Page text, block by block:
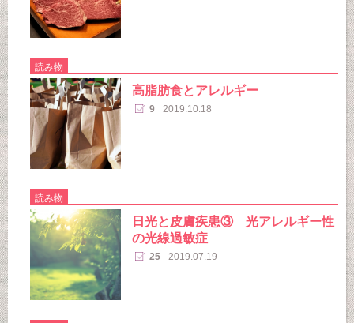
読み物
高脂肪食とアレルギー
9 2019.10.18
読み物
日光と皮膚疾患③ 光アレルギー性
の光線過敏症
25 2019.07.19